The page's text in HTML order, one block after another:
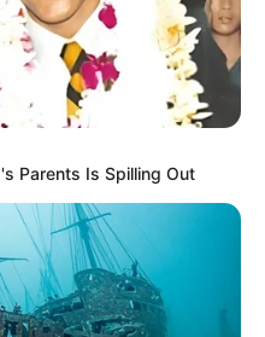
Parents Is Spilling Out